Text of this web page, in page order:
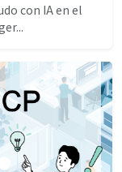
con IA en el